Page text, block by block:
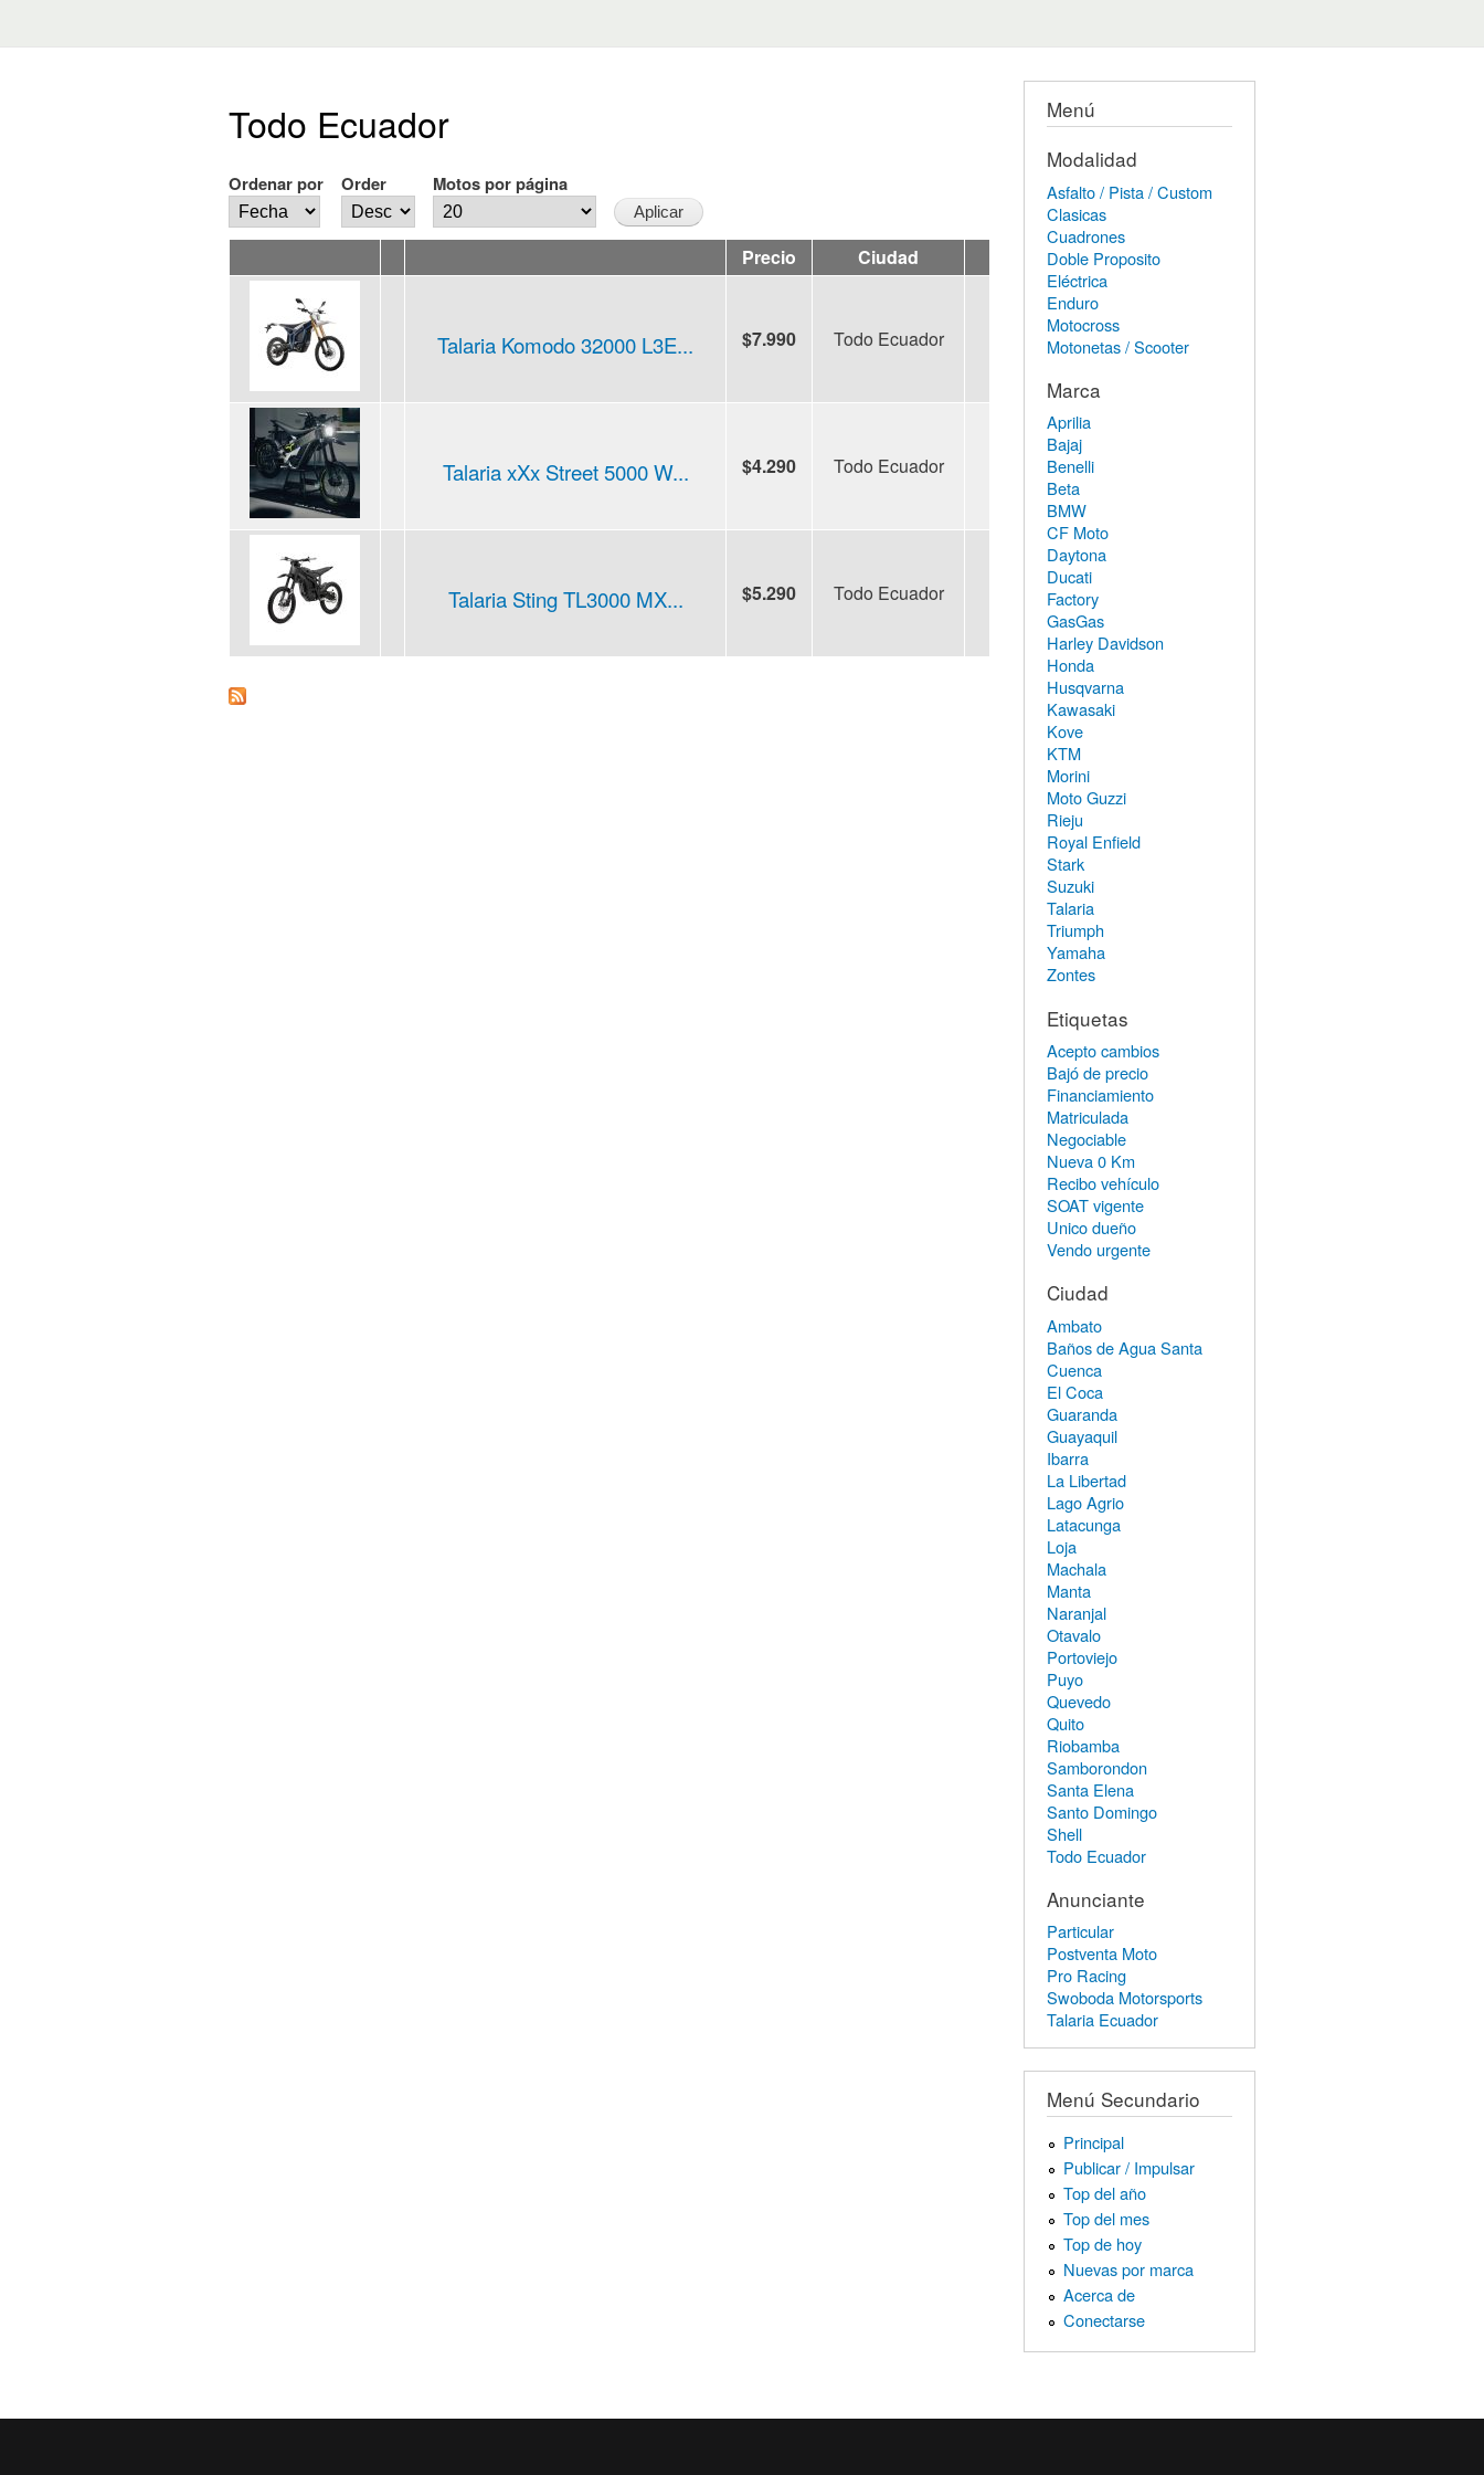
Todo Ecuador
Ordenar por Order Motos por página
Precio Ciudad
Talaria Komodo 32000 L3E... $7.990 Todo Ecuador
Talaria xXx Street 5000 W... $4.290 Todo Ecuador
Talaria Sting TL3000 MX... $5.290 Todo Ecuador
Menú
Modalidad
Asfalto / Pista / Custom
Clasicas
Cuadrones
Doble Proposito
Eléctrica
Enduro
Motocross
Motonetas / Scooter
Marca
Aprilia
Bajaj
Benelli
Beta
BMW
CF Moto
Daytona
Ducati
Factory
GasGas
Harley Davidson
Honda
Husqvarna
Kawasaki
Kove
KTM
Morini
Moto Guzzi
Rieju
Royal Enfield
Stark
Suzuki
Talaria
Triumph
Yamaha
Zontes
Etiquetas
Acepto cambios
Bajó de precio
Financiamiento
Matriculada
Negociable
Nueva 0 Km
Recibo vehículo
SOAT vigente
Unico dueño
Vendo urgente
Ciudad
Ambato
Baños de Agua Santa
Cuenca
El Coca
Guaranda
Guayaquil
Ibarra
La Libertad
Lago Agrio
Latacunga
Loja
Machala
Manta
Naranjal
Otavalo
Portoviejo
Puyo
Quevedo
Quito
Riobamba
Samborondon
Santa Elena
Santo Domingo
Shell
Todo Ecuador
Anunciante
Particular
Postventa Moto
Pro Racing
Swoboda Motorsports
Talaria Ecuador
Menú Secundario
Principal
Publicar / Impulsar
Top del año
Top del mes
Top de hoy
Nuevas por marca
Acerca de
Conectarse